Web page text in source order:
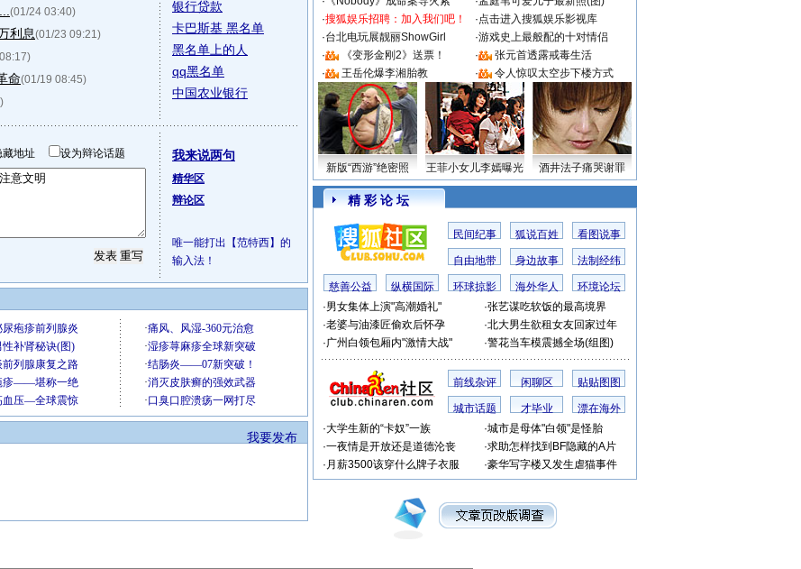
(01/24 03:40)
利息(01/23 09:21)
命(01/19 08:45)
银行贷款
卡巴斯基 黑名单
黑名单上的人
qq黑名单
中国农业银行
藏地址 设为辩论话题 我来说两句
精华区
辩论区
唯一能打出【范特西】的
输入法！
我要发布
·搜狐娱乐招聘：加入我们吧！ ·点击进入搜狐娱乐影视库
·台北电玩展靓丽ShowGirl ·游戏史上最般配的十对情侣
·
《变形金刚2》送票！ ·
张元首透露戒毒生活
·
王岳伦爆李湘胎教 · 令人惊叹太空步下楼方式
新版“西游”绝密照 王菲小女儿李嫣曝光 酒井法子痛哭谢罪
精 彩 论 坛
民间纪事 狐说百姓 看图说事
自由地带 身边故事 法制经纬
慈善公益 纵横国际 环球掠影 海外华人
环境论坛
·男女集体上演"高潮婚礼" ·张艺谋吃软饭的最高境界
·老婆与油漆匠偷欢后怀孕 ·北大男生欲租女友回家过年
·广州白领包厢内"激情大战" ·警花当车模震撼全场(组图)
前线杂评 闲聊区 贴贴图图
城市话题 才毕业
漂在海外
·大学生新的“卡奴”一族 ·城市是母体"白领"是怪胎
·一夜情是开放还是道德沦丧 ·求助怎样找到BF隐藏的A片
· 月薪3500该穿什么牌子衣服 ·豪华写字楼又发生虐猫事件